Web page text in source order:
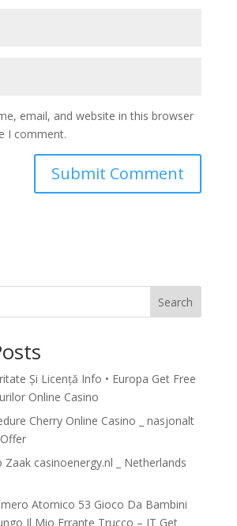
email, and website in this browser
I comment.
Search
Și Licență Info • Europa Get Free
Online Casino
Cherry Online Casino _ nasjonalt
Zaak casinoenergy.nl _ Netherlands
Atomico 53 Gioco Da Bambini
Il Mio Errante Trucco – IT Get